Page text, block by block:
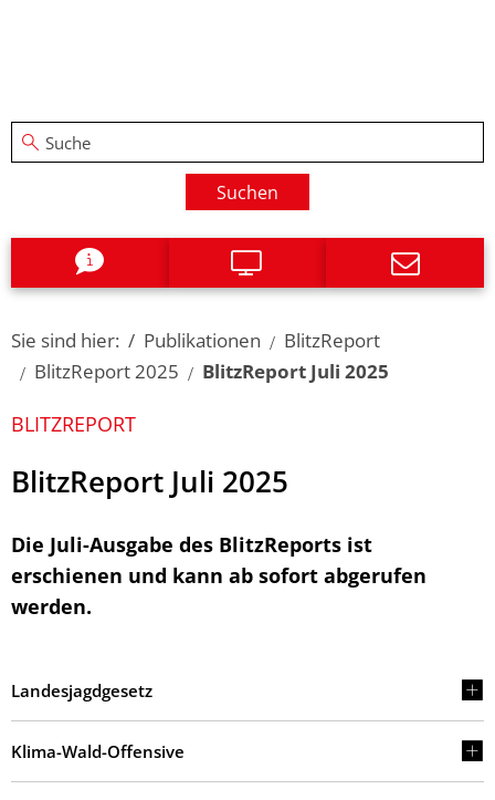
Suchen
Sie sind hier: Publikationen
BlitzReport
BlitzReport 2025
BlitzReport Juli 2025
BLITZREPORT
BlitzReport Juli 2025
Die Juli-Ausgabe des BlitzReports ist
erschienen und kann ab sofort abgerufen
werden.
Landesjagdgesetz
Klima-Wald-Offensive